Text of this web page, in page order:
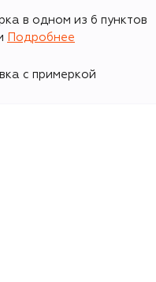
в одном из 6 пунктов
Подробнее
с примеркой